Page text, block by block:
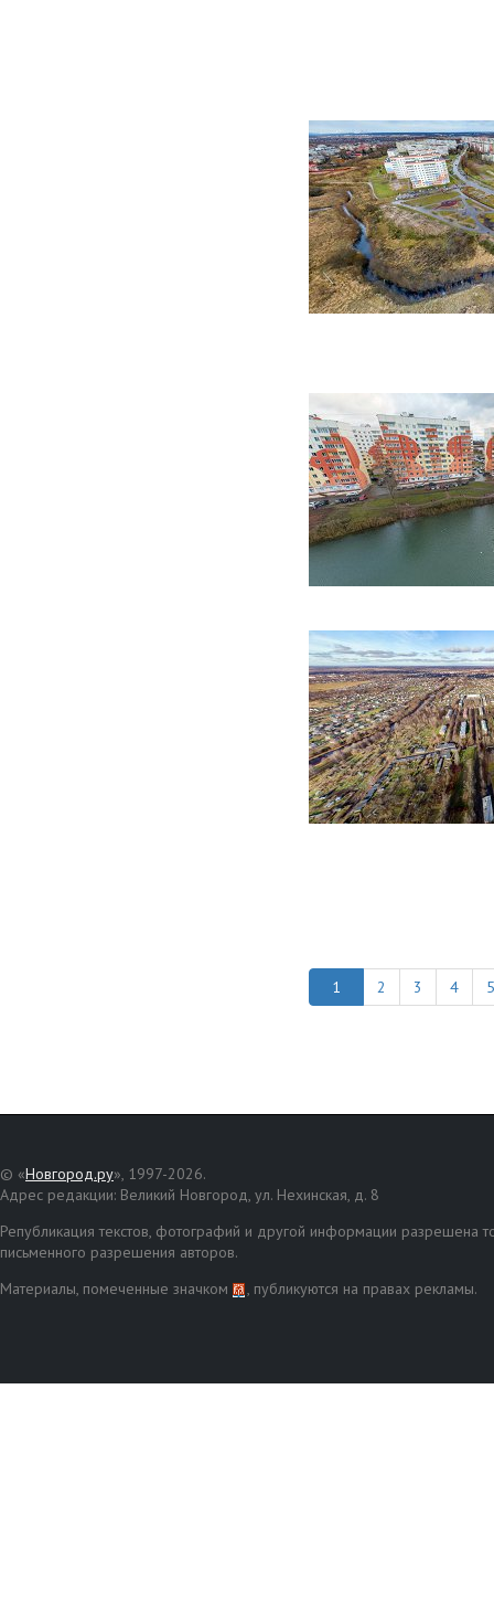
2 3 4 5
© «Новгород.ру», 1997-2026.
Адрес редакции: Великий Новгород, ул. Нехинская, д. 8
Републикация текстов, фотографий и другой информации разрешена
письменного разрешения авторов.
Материалы, помеченные значком
, публикуются на правах рекламы.